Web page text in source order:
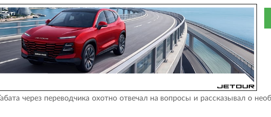
через переводчика охотно отвечал на вопросы и рассказывал о